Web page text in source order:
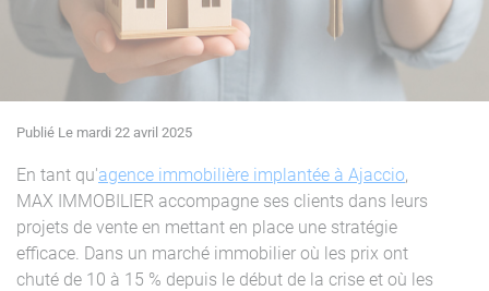
Publié Le mardi 22 avril 2025
En tant qu'agence immobilière implantée à Ajaccio,
MAX IMMOBILIER accompagne ses clients dans leurs
projets de vente en mettant en place une stratégie
efficace. Dans un marché immobilier où les prix ont
chuté de 10 à 15 % depuis le début de la crise et où les